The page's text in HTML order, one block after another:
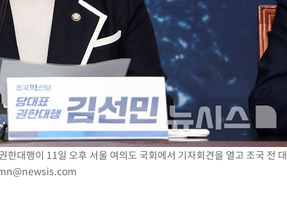
…이병태
대행이 11일 오후 서울 여의도 국회에서 기자회견을 열고 조국 전 대